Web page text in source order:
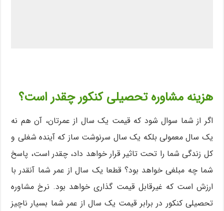
هزینه مشاوره تحصیلی کنکور چقدر است؟
اگر از شما سوال شود که قیمت یک سال از عمرتان، آن هم نه
یک سال معمولی بلکه یک سال سرنوشت ساز که آینده شغلی و
کل زندگی شما را تحت تاثیر قرار خواهد داد، چقدر است، پاسخ
شما چه مبلغی خواهد بود؟ قطعا یک سال از عمر شما آنقدر با
ارزش است که غیرقابل قیمت گذاری خواهد بود. نرخ مشاوره
تحصیلی کنکور در برابر قیمت یک سال از عمر شما بسیار ناچیز